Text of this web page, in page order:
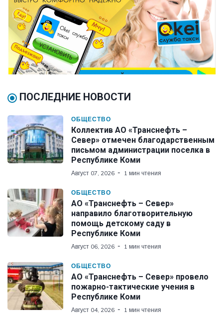
ПОСЛЕДНИЕ НОВОСТИ
ОБЩЕСТВО
Коллектив АО «Транснефть –
Север» отмечен благодарственным
письмом администрации поселка в
Республике Коми
Август 07, 2026 1 мин чтения
ОБЩЕСТВО
АО «Транснефть – Север»
направило благотворительную
помощь детскому саду в
Республике Коми
Август 06, 2026 1 мин чтения
ОБЩЕСТВО
АО «Транснефть – Север» провело
пожарно-тактические учения в
Республике Коми
Август 04, 2026 1 мин чтения